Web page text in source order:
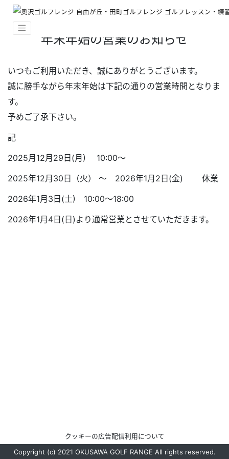
年末年始の営業のお知らせ
いつもご利用いただき、誠にありがとうございます。
誠に勝手ながら年末年始は下記の通りの営業時間となりま
す。
予めご了承下さい。
記
2025月12月29日(月) 10:00～
2025年12月30日（火） ～ 2026年1月2日(金) 休業
2026年1月3日(土) 10:00～18:00
2026年1月4日(日)より通常営業とさせていただきます。
クッキーの広告配信利用について
Copyright (c) 2021 OKUSAWA GOLF RANGE All rights reserved.